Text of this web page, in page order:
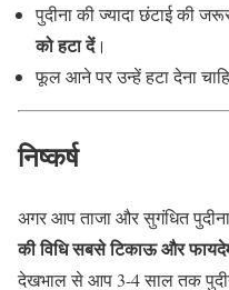
पुदीना की ज्यादा छंटाई की
को हटा दें।
फूल आने पर उन्हें हटा देना
निष्कर्ष
अगर आप ताजा और सुगंधित
की विधि सबसे टिकाऊ और
देखभाल से आप 3-4 साल तक